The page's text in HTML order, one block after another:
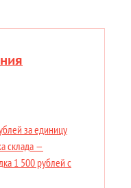
за единицу
склада —
1 500 рублей с